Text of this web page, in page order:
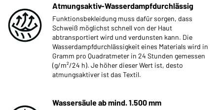
Atmungsaktiv-Wasserdampfdurchlässig
Funktionsbekleidung muss dafür sorgen, dass
Schweiß möglichst schnell von der Haut
abtransportiert wird und verdunsten kann. Die
Wasserdampfdurchlässigkeit eines Materials wird in
Gramm pro Quadratmeter in 24 Stunden gemessen
(g/m²/24 h). Je höher dieser Wert ist, desto
atmungsaktiver ist das Textil.
Wassersäule ab mind. 1.500 mm